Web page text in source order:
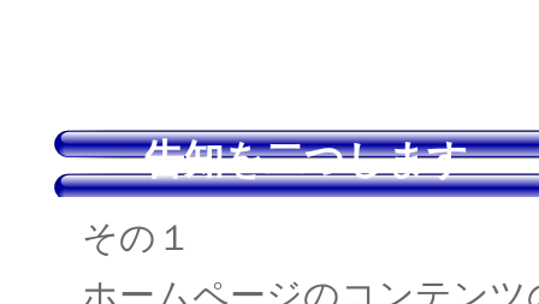
告知を二つします
その１
ホームページのコンテン